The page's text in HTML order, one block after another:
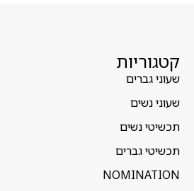
קטגוריות
שעוני גברים
שעוני נשים
תכשיטי נשים
תכשיטי גברים
NOMINATION